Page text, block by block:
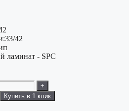
33/42
ламинат - SPC
+
Купить в 1 клик